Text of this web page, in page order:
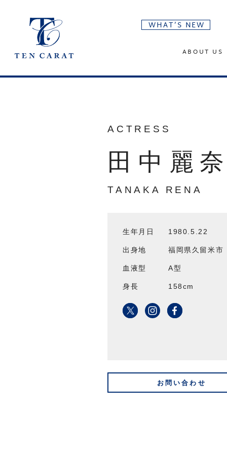
WHAT’S NEW
ABOUT US
ACTRESS
田中麗
TANAKA RENA
生年月日 1980.5.22
出身地 福岡県久留米市
血液型 A型
身長 158cm
お問い合わせ